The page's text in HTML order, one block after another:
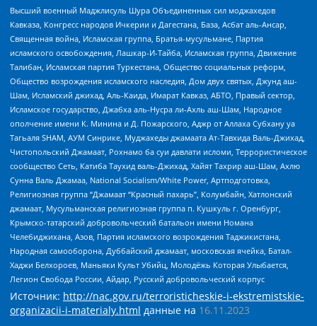
Высший военный Маджлисуль Шура Объединенных сил моджахедов
Кавказа, Конгресс народов Ичкерии и Дагестана, База, Асбат аль-Ансар,
Священная война, Исламская группа, Братья-мусульмане, Партия
исламского освобождения, Лашкар-И-Тайба, Исламская группа, Движение
Талибан, Исламская партия Туркестана, Общество социальных реформ,
Общество возрождения исламского наследия, Дом двух святых, Джунд аш-
Шам, Исламский джихад, Аль-Каида, Имарат Кавказ, АБТО, Правый сектор,
Исламское государство, Джабха аль-Нусра ли-Ахль аш-Шам, Народное
ополчение имени К. Минина и Д. Пожарского, Аджр от Аллаха Субхану уа
Тагьаля SHAM, АУМ Синрике, Муджахеды джамаата Ат-Тавхида Валь-Джихад,
Чистопольский Джамаат, Рохнамо ба суи давлати исломи, Террористическое
сообщество Сеть, Катиба Таухид валь-Джихад, Хайят Тахрир аш-Шам, Ахлю
Сунна Валь Джамаа, National Socialism/White Power, Артподготовка,
Религиозная группа “Джамаат “Красный пахарь”, Колумбайн, Хатлонский
джамаат, Мусульманская религиозная группа п. Кушкуль г. Оренбург,
Крымско-татарский добровольческий батальон имени Номана
Челебиджихана, Азов, Партия исламского возрождения Таджикистана,
Народная самооборона, Дуббайский джамаат, московская ячейка, Батал-
Хаджи Белхороев, Маньяки Культ Убийц, Молодёжь Которая Улыбается,
Легион Свобода России, Айдар, Русский добровольческий корпус
Источник: http://nac.gov.ru/terroristicheskie-i-ekstremistskie-
organizacii-i-materialy.html данные на 16.11.2023